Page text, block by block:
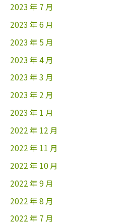
2023 年 7 月
2023 年 6 月
2023 年 5 月
2023 年 4 月
2023 年 3 月
2023 年 2 月
2023 年 1 月
2022 年 12 月
2022 年 11 月
2022 年 10 月
2022 年 9 月
2022 年 8 月
2022 年 7 月